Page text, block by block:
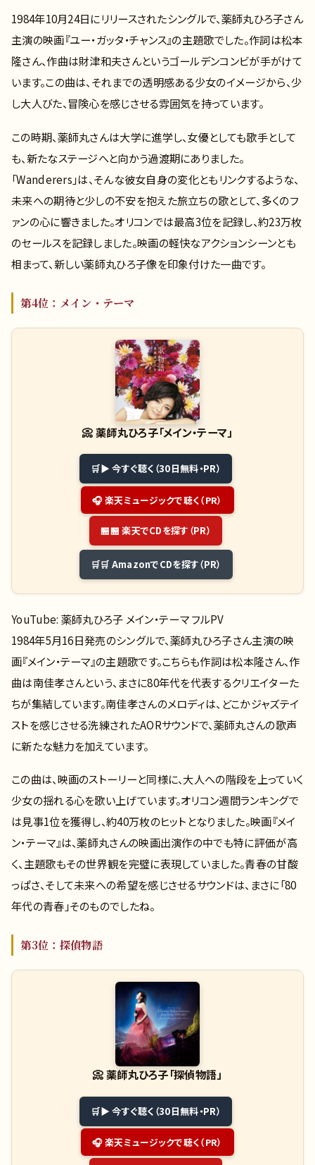
1984年10月24日にリリースされたシングルで、薬師丸ひろ子さん
主演の映画『ユー・ガッタ・チャンス』の主題歌でした。作詞は松本
隆さん、作曲は財津和夫さんというゴールデンコンビが手がけて
います。この曲は、それまでの透明感ある少女のイメージから、少
し大人びた、冒険心を感じさせる雰囲気を持っています。
この時期、薬師丸さんは大学に進学し、女優としても歌手として
も、新たなステージへと向かう過渡期にありました。
「Wanderers」は、そんな彼女自身の変化ともリンクするような、
未来への期待と少しの不安を抱えた旅立ちの歌として、多くのフ
ァンの心に響きました。オリコンでは最高3位を記録し、約23万枚
のセールスを記録しました。映画の軽快なアクションシーンとも
相まって、新しい薬師丸ひろ子像を印象付けた一曲です。
第4位：メイン・テーマ
📀薬師丸ひろ子「メイン・テーマ」
▶ 今すぐ聴く（30日無料・PR）
🎧 楽天ミュージックで聴く（PR）
🏪 楽天でCDを探す（PR）
🛒 AmazonでCDを探す（PR）
YouTube: 薬師丸ひろ子 メイン・テーマ フルPV
1984年5月16日発売のシングルで、薬師丸ひろ子さん主演の映
画『メイン・テーマ』の主題歌です。こちらも作詞は松本隆さん、作
曲は南佳孝さんという、まさに80年代を代表するクリエイターた
ちが集結しています。南佳孝さんのメロディは、どこかジャズテイ
ストを感じさせる洗練されたAORサウンドで、薬師丸さんの歌声
に新たな魅力を加えています。
この曲は、映画のストーリーと同様に、大人への階段を上っていく
少女の揺れる心を歌い上げています。オリコン週間ランキングで
は見事1位を獲得し、約40万枚のヒットとなりました。映画『メイ
ン・テーマ』は、薬師丸さんの映画出演作の中でも特に評価が高
く、主題歌もその世界観を完璧に表現していました。青春の甘酸
っぱさ、そして未来への希望を感じさせるサウンドは、まさに「80
年代の青春」そのものでしたね。
第3位：探偵物語
📀薬師丸ひろ子「探偵物語」
▶ 今すぐ聴く（30日無料・PR）
🎧 楽天ミュージックで聴く（PR）